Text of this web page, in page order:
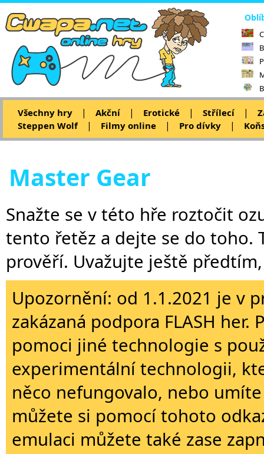
Všechny hry | Akční | Erotické | Střílecí |
Steppen Wolf
| Filmy online | Pro dívky |
Master Gear
Snažte se v této hře roztočit
tento řetěz a dejte se do toho.
prověří. Uvažujte ještě
Upozornění: od 1.1.2021 je v
zakázaná podpora FLASH
pomoci jiné technologie s
experimentální technologii,
něco nefungovalo, nebo
můžete si pomocí tohoto
emulaci můžete také zase